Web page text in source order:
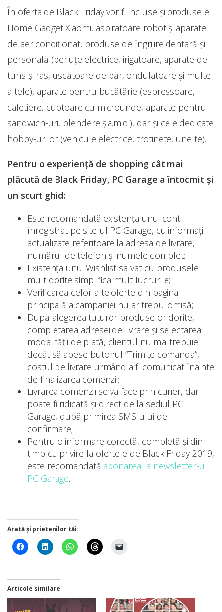
În oferta de Black Friday vor fi incluse și produsele
Home Gadget Xiaomi, aspiratoare robot și aparate
de aer condiționat, produse de îngrijire dentară și
personală (periuțe electrice, irigatoare, aparate de
tuns și ras, uscătoare de păr, ondulatoare și multe
altele), aparate pentru bucătărie (espressoare,
cafetiere, cuptoare cu microunde, aparate pentru
sandwich-uri, blendere ş.a.m.d.), dar și cele dedicate
hobby-urilor (vehicule electrice, trotinete, unelte).
Pentru o experiență de shopping cât mai
plăcută de Black Friday, PC Garage a întocmit și
un scurt ghid:
Este recomandată existența unui cont
înregistrat pe site-ul PC Garage, cu informații
actualizate referitoare la adresa de livrare,
numărul de telefon și numele complet;
Existența unui Wishlist salvat cu produsele
mult dorite simplifică mult lucrurile;
Verificarea celorlalte oferte din pagina
principală a campaniei nu ar trebui omisă;
După alegerea tuturor produselor dorite,
completarea adresei de livrare și selectarea
modalității de plată, clientul nu mai trebuie
decât să apese butonul “Trimite comanda”,
costul de livrare urmând a fi comunicat înainte
de finalizarea comenzii;
Livrarea comenzii se va face prin curier, dar
poate fi ridicată și direct de la sediul PC
Garage, după primirea SMS-ului de
confirmare;
Pentru o informare corectă, completă și din
timp cu privire la ofertele de Black Friday 2019,
este recomandată abonarea la newsletter-ul
PC Garage.
Arată și prietenilor tăi:
Articole similare